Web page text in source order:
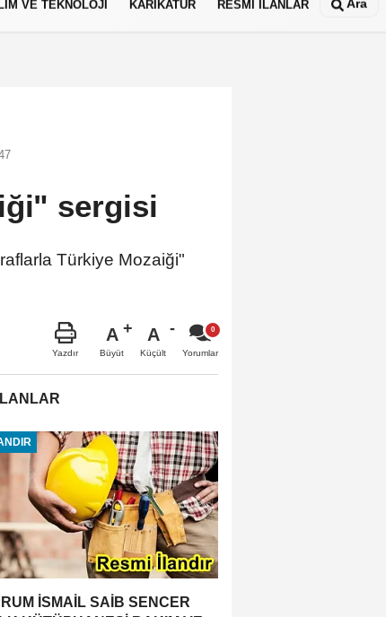
VE TEKNOLOJİ KARİKATÜR RESMİ İLANLAR Ara
sergisi
Türkiye Mozaiği"
Yazdır
A
Büyüt
A
Küçült Yorumlar
İSMAİL SAİB SENCER